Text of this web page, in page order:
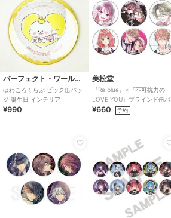
パーフェクト・ワールド・トーキョー
ほわころくらぶ ビック缶バッ
ジ 誕生日 インテリア
¥990
美松堂
『Re:blue』×『不可抗力のI
LOVE YOU』ブラインド缶バ
ッジ（全6種）
¥660 予約